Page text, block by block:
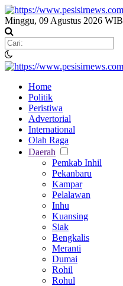
Minggu, 09 Agustus 2026 WIB
Home
Politik
Peristiwa
Advertorial
International
Olah Raga
Daerah
Pemkab Inhil
Pekanbaru
Kampar
Pelalawan
Inhu
Kuansing
Siak
Bengkalis
Meranti
Dumai
Rohil
Rohul